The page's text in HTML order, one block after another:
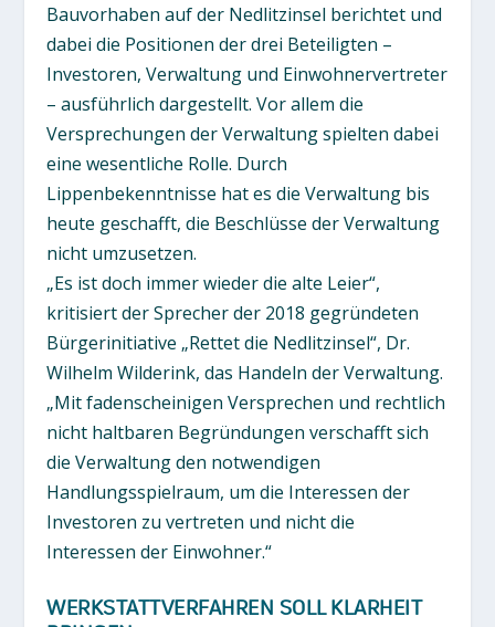
Bauvorhaben auf der Nedlitzinsel berichtet und
dabei die Positionen der drei Beteiligten –
Investoren, Verwaltung und Einwohnervertreter
– ausführlich dargestellt. Vor allem die
Versprechungen der Verwaltung spielten dabei
eine wesentliche Rolle. Durch
Lippenbekenntnisse hat es die Verwaltung bis
heute geschafft, die Beschlüsse der Verwaltung
nicht umzusetzen.
„Es ist doch immer wieder die alte Leier“,
kritisiert der Sprecher der 2018 gegründeten
Bürgerinitiative „Rettet die Nedlitzinsel“, Dr.
Wilhelm Wilderink, das Handeln der Verwaltung.
„Mit fadenscheinigen Versprechen und rechtlich
nicht haltbaren Begründungen verschafft sich
die Verwaltung den notwendigen
Handlungsspielraum, um die Interessen der
Investoren zu vertreten und nicht die
Interessen der Einwohner.“
WERKSTATTVERFAHREN SOLL KLARHEIT